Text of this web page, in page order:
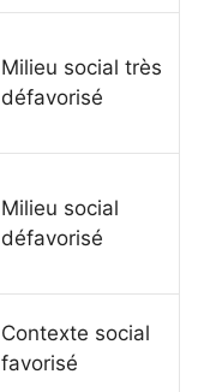
Milieu social très
défavorisé
Milieu social
défavorisé
Contexte social
favorisé